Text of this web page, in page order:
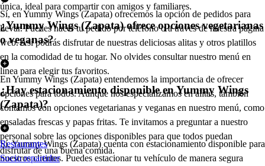
única, ideal para compartir con amigos y familiares.
Sí, en Yummy Wings (Zapata) ofrecemos la opción de pedidos para
llevar. Puedes hacer tu pedido por teléfono o a través de nuestra página
web. Así podrás disfrutar de nuestras deliciosas alitas y otros platillos
en la comodidad de tu hogar. No olvides consultar nuestro menú en
línea para elegir tus favoritos.
¿Yummy Wings (Zapata) ofrece opciones vegetarianas
o veganas?
En Yummy Wings (Zapata) entendemos la importancia de ofrecer
opciones para todos. Aunque nos especializamos en alitas, también
contamos con opciones vegetarianas y veganas en nuestro menú, como
ensaladas frescas y papas fritas. Te invitamos a preguntar a nuestro
personal sobre las opciones disponibles para que todos puedan
disfrutar de una buena comida.
¿Hay estacionamiento disponible en Yummy Wings
(Zapata)?
Sí, Yummy Wings (Zapata) cuenta con estacionamiento disponible para
nuestros clientes. Puedes estacionar tu vehículo de manera segura
Restaurantes
Socio repartidor